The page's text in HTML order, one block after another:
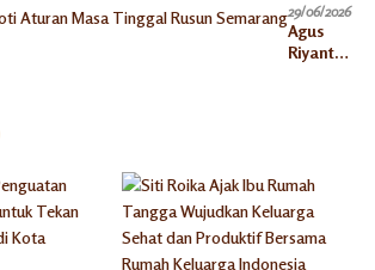
29/06/2026
Agus
Riyanto
Semaran